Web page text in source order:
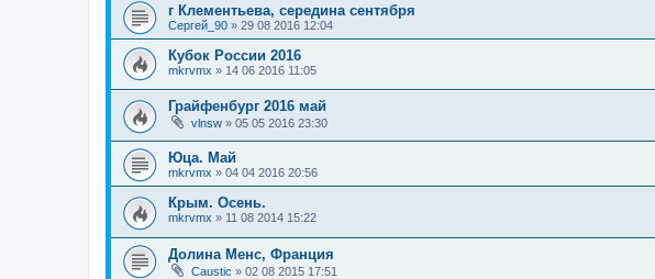
г Клементьева, середина сентября
Сергей_90 » 29 08 2016 12:04
Кубок России 2016
mkrvmx » 14 06 2016 11:05
Грайфенбург 2016 май
vlnsw » 05 05 2016 23:30
Юца. Май
mkrvmx » 04 04 2016 20:56
Крым. Осень.
mkrvmx » 11 08 2014 15:22
Долина Менс, Франция
Caustic » 02 08 2015 17:51